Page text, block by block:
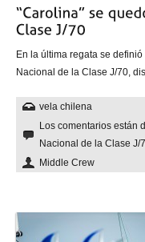
En la última regata se
Nacional de la Clase J/70,
vela chilena
Los comentarios están
Nacional de la Clase J/
Middle Crew